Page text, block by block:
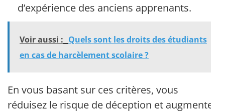
d’expérience des anciens apprenants.
Voir aussi : Quels sont les droits des étudiants
en cas de harcèlement scolaire ?
En vous basant sur ces critères, vous
réduisez le risque de déception et augmentez